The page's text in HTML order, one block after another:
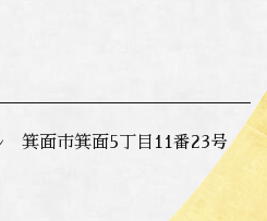
箕面市箕面5丁目11番23号